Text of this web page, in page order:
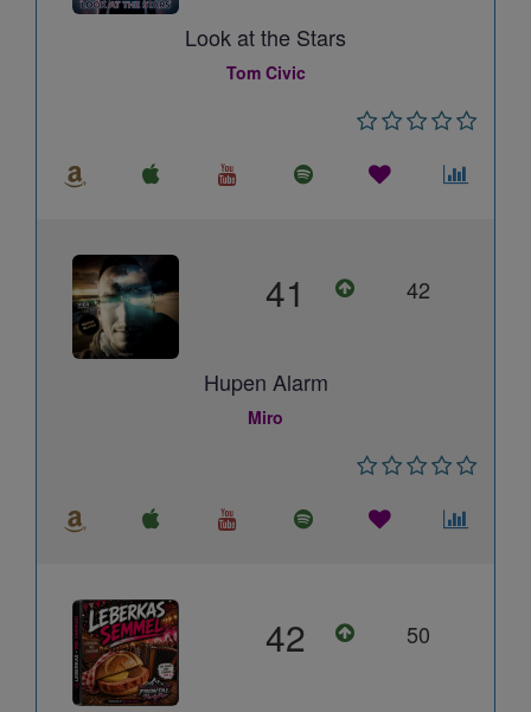
Look at the Stars
Tom Civic
41 42
Hupen Alarm
Miro
42 50